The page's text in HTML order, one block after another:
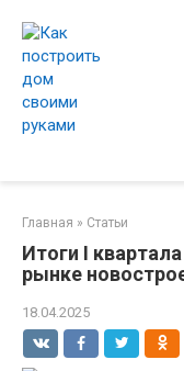
контенту
Главная » Статьи
Итоги I
рынке
18.04.2025